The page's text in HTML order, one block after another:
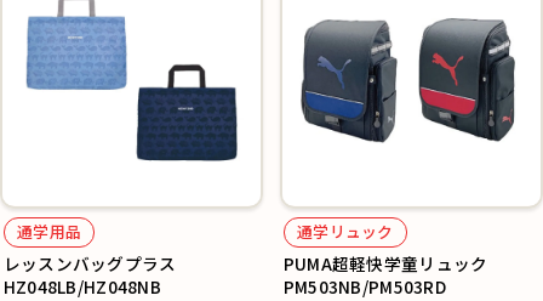
通学用品
レッスンバッグプラス
HZ048LB/HZ048NB
通学リュック
PUMA超軽快学童リュック
PM503NB/PM503RD